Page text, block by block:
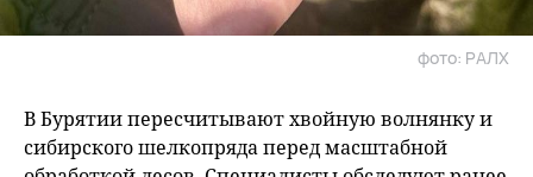
фото: РАЛХ
В Бурятии пересчитывают хвойную волнянку и
сибирского шелкопряда перед масштабной